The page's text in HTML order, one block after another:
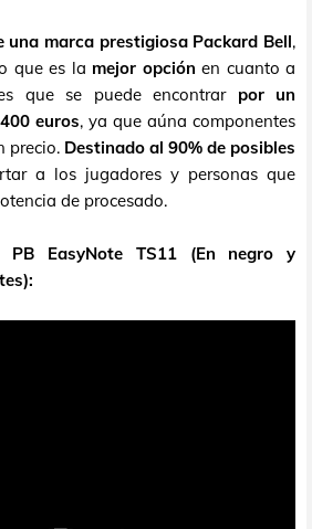
una marca prestigiosa Packard Bell,
que es la mejor opción en cuanto a
que se puede encontrar por un
euros, ya que aúna componentes
precio. Destinado al 90% de posibles
a los jugadores y personas que
de procesado.
PB EasyNote TS11 (En negro y